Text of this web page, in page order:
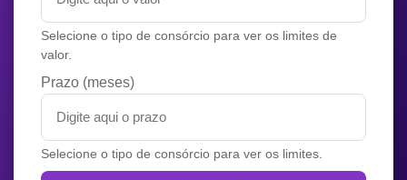
Selecione o tipo de consórcio para ver os limites de
valor.
Prazo (meses)
Selecione o tipo de consórcio para ver os limites.